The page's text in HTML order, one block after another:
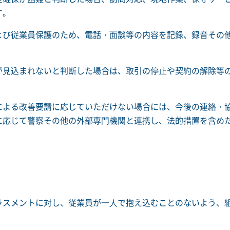
従業員保護のため、電話・⾯談等の内容を記録、録音その
込まれないと判断した場合は、取引の停⽌や契約の解除等
る改善要請に応じていただけない場合には、今後の連絡・
じて警察その他の外部専⾨機関と連携し、法的措置を含め
メントに対し、従業員が⼀⼈で抱え込むことのないよう、